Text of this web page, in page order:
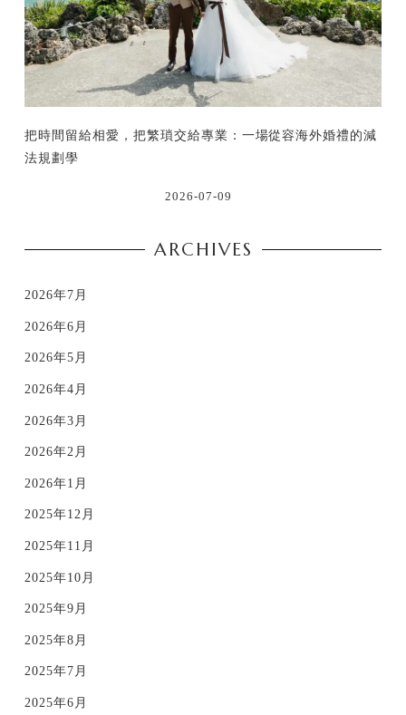
把時間留給相愛，把繁瑣交給專業：一場從容海外婚禮的減
法規劃學
2026-07-09
ARCHIVES
2026年7月
2026年6月
2026年5月
2026年4月
2026年3月
2026年2月
2026年1月
2025年12月
2025年11月
2025年10月
2025年9月
2025年8月
2025年7月
2025年6月